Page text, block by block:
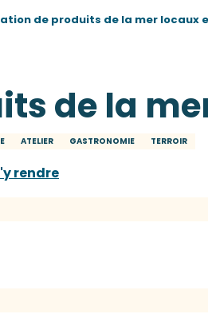
de produits de la mer locaux
de la
ATELIER GASTRONOMIE TERROIR
rendre